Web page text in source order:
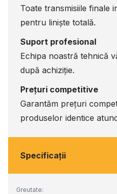
Toate transmisiile finale
pentru liniște totală.
Suport profesional
Echipa noastră tehnică
după achiziție.
Prețuri competitive
Garantăm prețuri
produselor identice
Specificaţii
Greutate: